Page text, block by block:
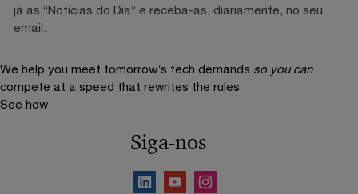
já as “Notícias do Dia” e receba-as, diariamente, no seu
email.
We help you meet tomorrow’s tech demands so you can
compete at a speed that rewrites the rules
See how
Siga-nos